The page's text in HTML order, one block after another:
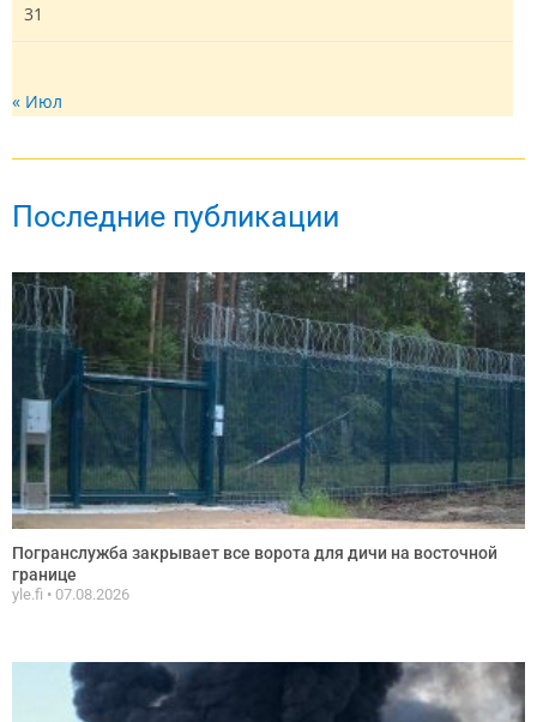
31
« Июл
Последние публикации
Погранслужба закрывает все ворота для дичи на восточной
границе
yle.fi 07.08.2026